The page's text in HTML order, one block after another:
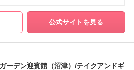
公式サイトを見る
ーデン迎賓館（沼津）/テイクアンドギ